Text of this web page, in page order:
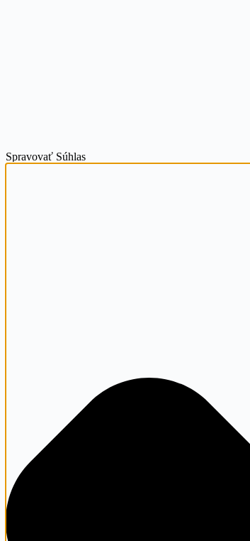
Spravovať Súhlas